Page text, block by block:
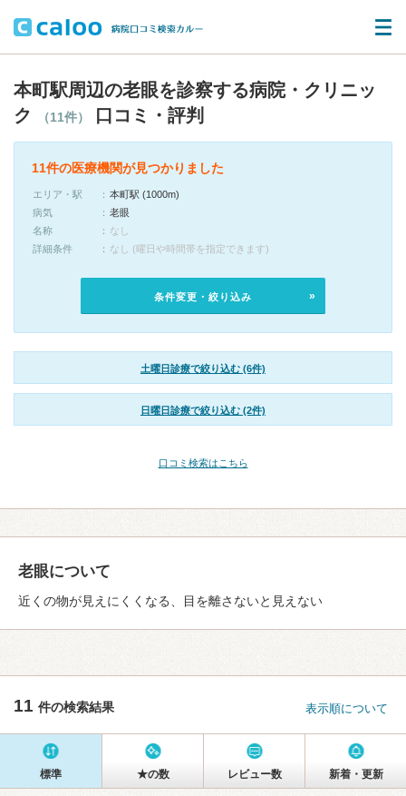
本町駅周辺の老眼を診察する病院・クリニッ
ク
（11件） 口コミ・評判
11件の医療機関が見つかりました
エリア・駅
本町駅 (1000m)
病気
老眼
名称
なし
詳細条件
なし (曜日や時間帯を指定できます)
条件変更・絞り込み
土曜日診療で絞り込む (6件)
日曜日診療で絞り込む (2件)
口コミ検索はこちら
老眼について
近くの物が見えにくくなる、目を離さないと見えない
11 件の検索結果 表示順について
標準 ★の数 レビュー数 新着・更新